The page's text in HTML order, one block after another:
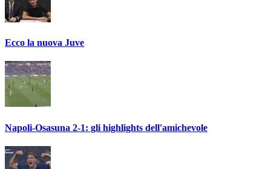
Ecco la nuova Juve
Napoli-Osasuna 2-1: gli highlights dell'amichevole